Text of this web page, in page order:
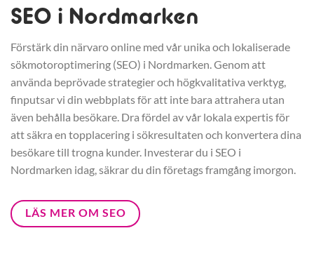
SEO i Nordmarken
Förstärk din närvaro online med vår unika och lokaliserade
sökmotoroptimering (SEO) i Nordmarken. Genom att
använda beprövade strategier och högkvalitativa verktyg,
finputsar vi din webbplats för att inte bara attrahera utan
även behålla besökare. Dra fördel av vår lokala expertis för
att säkra en topplacering i sökresultaten och konvertera dina
besökare till trogna kunder. Investerar du i SEO i
Nordmarken idag, säkrar du din företags framgång imorgon.
LÄS MER OM SEO